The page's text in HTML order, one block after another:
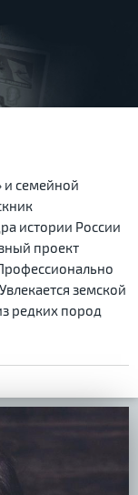
и семейной
истории России
проект
земской
редких пород